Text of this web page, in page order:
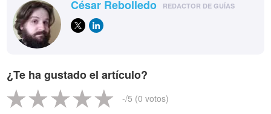
César Rebolledo REDACTOR DE GUÍAS
¿Te ha gustado el artículo?
-/5 (0 votos)